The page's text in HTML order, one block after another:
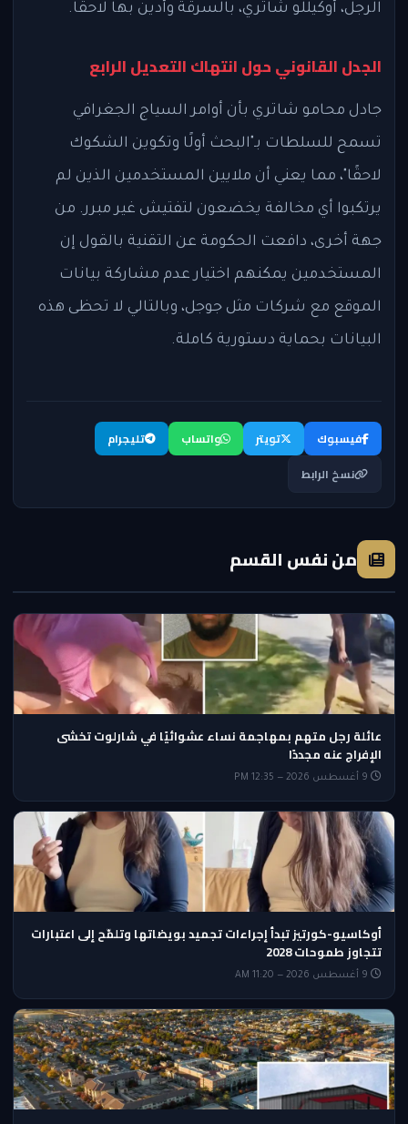
الرجل، أوكيللو شاتري، بالسرقة وأدين بها لاحقًا.
الجدل القانوني حول انتهاك التعديل الرابع
جادل محامو شاتري بأن أوامر السياج الجغرافي
تسمح للسلطات بـ"البحث أولًا وتكوين الشكوك
لاحقًا"، مما يعني أن ملايين المستخدمين الذين لم
يرتكبوا أي مخالفة يخضعون لتفتيش غير مبرر. من
جهة أخرى، دافعت الحكومة عن التقنية بالقول إن
المستخدمين يمكنهم اختيار عدم مشاركة بيانات
الموقع مع شركات مثل جوجل، وبالتالي لا تحظى هذه
البيانات بحماية دستورية كاملة.
فيسبوك تويتر واتساب
تليجرام
نسخ الرابط
من نفس القسم
عائلة رجل متهم بمهاجمة نساء عشوائيًا في شارلوت تخشى
الإفراج عنه مجددًا
أوكاسيو-كورتيز تبدأ إجراءات تجميد بويضاتها وتلمّح إلى اعتبارات
تتجاوز طموحات 2028